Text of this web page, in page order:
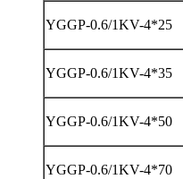
YGGP-0.6/1KV-4*25
YGGP-0.6/1KV-4*35
YGGP-0.6/1KV-4*50
YGGP-0.6/1KV-4*70